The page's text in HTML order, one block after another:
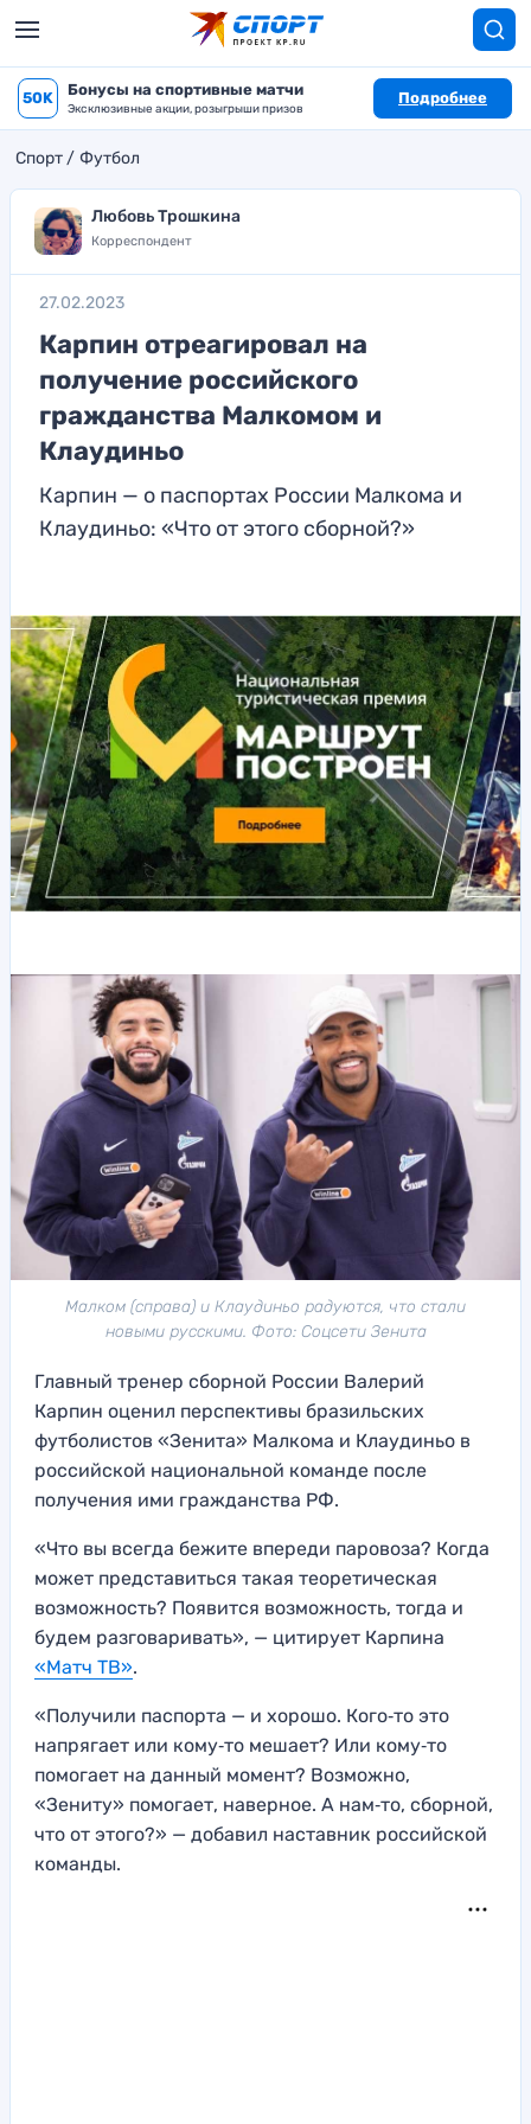
50K Бонусы на спортивные матчи
Эксклюзивные акции, розыгрыши призов
Подробнее
Спорт Футбол
Любовь Трошкина
Корреспондент
27.02.2023
Карпин отреагировал на
получение российского
гражданства Малкомом и
Клаудиньо
Карпин — о паспортах России Малкома и
Клаудиньо: «Что от этого сборной?»
Малком (справа) и Клаудиньо радуются, что стали
новыми русскими. Фото: Соцсети Зенита
Главный тренер сборной России Валерий
Карпин оценил перспективы бразильских
футболистов «Зенита» Малкома и Клаудиньо в
российской национальной команде после
получения ими гражданства РФ.
«Что вы всегда бежите впереди паровоза? Когда
может представиться такая теоретическая
возможность? Появится возможность, тогда и
будем разговаривать», — цитирует Карпина
«Матч ТВ».
«Получили паспорта — и хорошо. Кого‑то это
напрягает или кому‑то мешает? Или кому‑то
помогает на данный момент? Возможно,
«Зениту» помогает, наверное. А нам‑то, сборной,
что от этого?» — добавил наставник российской
команды.